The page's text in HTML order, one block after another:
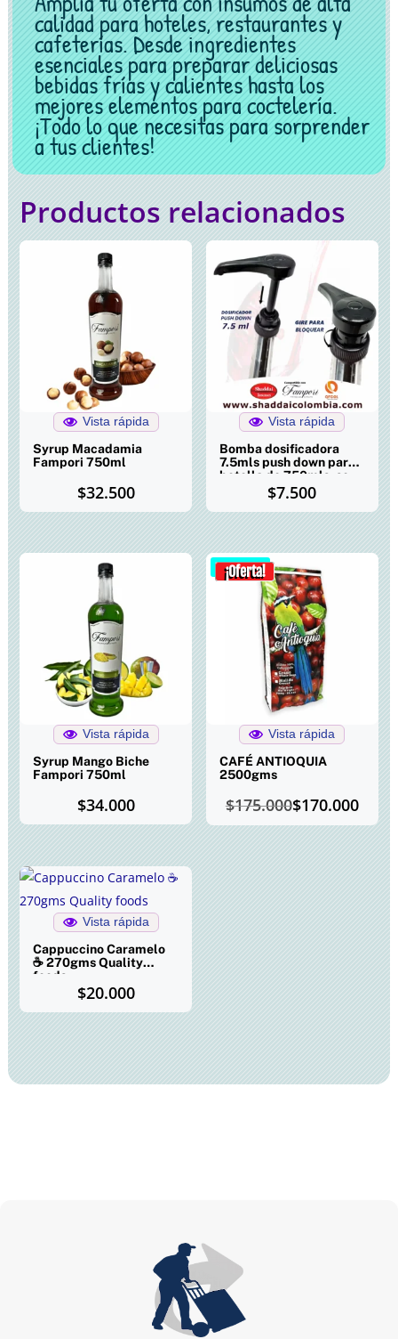
calidad para hoteles, restaurantes y
cafeterías. Desde ingredientes
esenciales para preparar deliciosas
bebidas frías y calientes hasta los
mejores elementos para coctelería.
¡Todo lo que necesitas para sorprender
a tus clientes!
Productos relacionados
Vista rápida
Syrup Macadamia
Fampori 750ml
$32.500
Vista rápida
Bomba dosificadora
7.5mls push down para
botella de 750mls, se
adapta a siropes
Fampori$7.500
Vista rápida
Syrup Mango Biche
Fampori 750ml
$34.000
¡Oferta!
Vista rápida
CAFÉ ANTIOQUIA
2500gms
$175.000El
precio
original
era:
$175.000.
$170.000
El
precio
actual
es:
$170.000.
Vista rápida
Cappuccino Caramelo
☕ 270gms Quality
foods
$20.000